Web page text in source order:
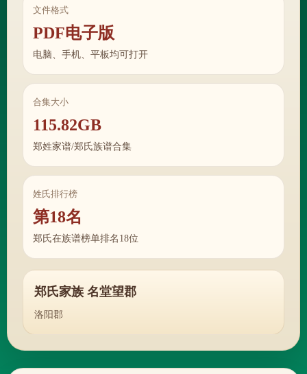
文件格式
PDF电子版
电脑、手机、平板均可打开
合集大小
115.82GB
郑姓家谱/郑氏族谱合集
姓氏排行榜
第18名
郑氏在族谱榜单排名18位
郑氏家族 名堂望郡
洛阳郡